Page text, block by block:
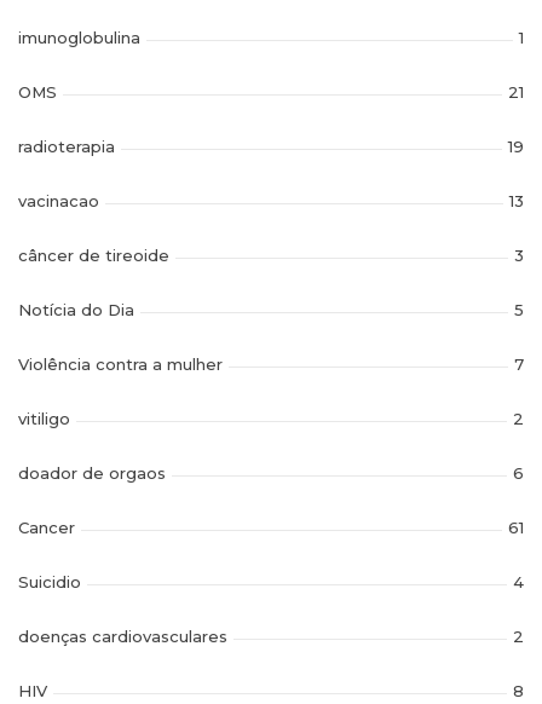
imunoglobulina 1
OMS 21
radioterapia 19
vacinacao 13
câncer de tireoide 3
Notícia do Dia 5
Violência contra a mulher 7
vitiligo 2
doador de orgaos 6
Cancer 61
Suicidio 4
doenças cardiovasculares 2
HIV 8